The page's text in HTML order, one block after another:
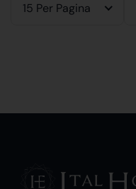
15 Per Pagina